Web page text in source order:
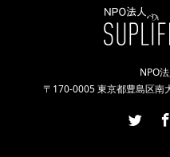
NPO
〒170-0005 東京都豊島区南